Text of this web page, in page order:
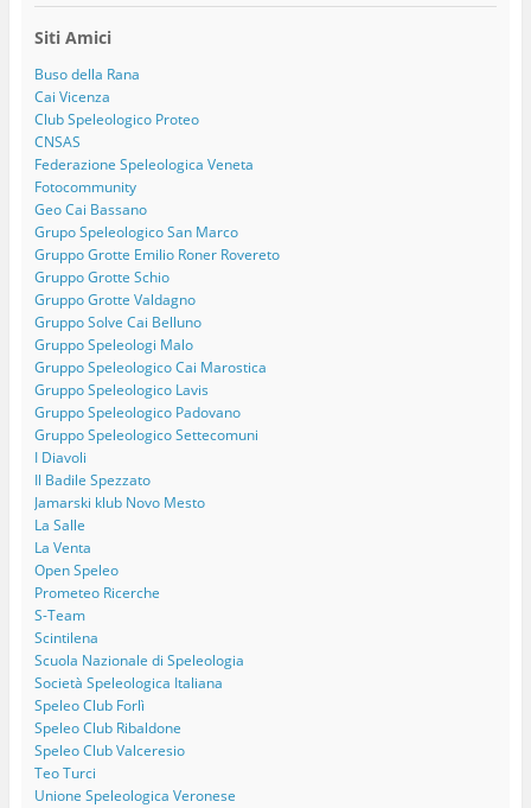
Siti Amici
Buso della Rana
Cai Vicenza
Club Speleologico Proteo
CNSAS
Federazione Speleologica Veneta
Fotocommunity
Geo Cai Bassano
Grupo Speleologico San Marco
Gruppo Grotte Emilio Roner Rovereto
Gruppo Grotte Schio
Gruppo Grotte Valdagno
Gruppo Solve Cai Belluno
Gruppo Speleologi Malo
Gruppo Speleologico Cai Marostica
Gruppo Speleologico Lavis
Gruppo Speleologico Padovano
Gruppo Speleologico Settecomuni
I Diavoli
Il Badile Spezzato
Jamarski klub Novo Mesto
La Salle
La Venta
Open Speleo
Prometeo Ricerche
S-Team
Scintilena
Scuola Nazionale di Speleologia
Società Speleologica Italiana
Speleo Club Forlì
Speleo Club Ribaldone
Speleo Club Valceresio
Teo Turci
Unione Speleologica Veronese